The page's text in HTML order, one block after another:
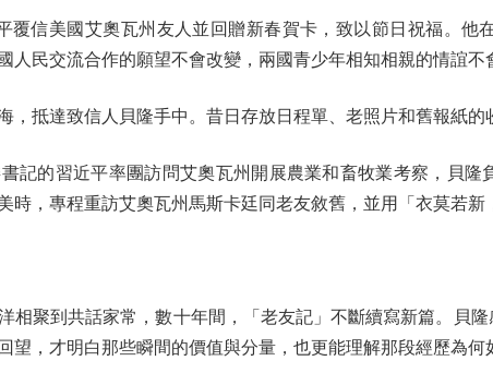
信美國艾奧瓦州友人並回贈新春賀卡，致以節日祝福。他
人民交流合作的願望不會改變，兩國青少年相知相親的情誼不
抵達致信人貝隆手中。昔日存放日程單、老照片和舊報紙的
的習近平率團訪問艾奧瓦州開展農業和畜牧業考察，貝隆
時，專程重訪艾奧瓦州馬斯卡廷同老友敘舊，並用「衣莫若新
聚到共話家常，數十年間，「老友記」不斷續寫新篇。貝隆
望，才明白那些瞬間的價值與分量，也更能理解那段經歷為何